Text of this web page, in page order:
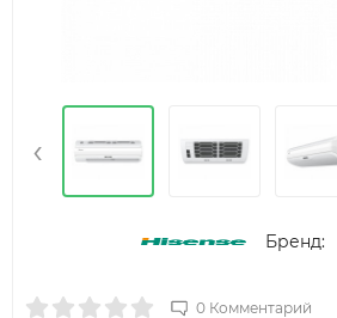
‹
Бренд:
0 Комментарий